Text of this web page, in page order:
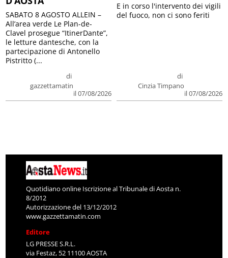
di
gazzettamatin
il 07/08/2026
SABATO 8 AGOSTO ALLEIN –
All’area verde Le Plan-de-
Clavel prosegue “ItinerDante”,
le letture dantesche, con la
partecipazione di Antonello
Pistritto (...
di
Cinzia Timpano
il 07/08/2026
E in corso l'intervento dei vigili
del fuoco, non ci sono feriti
Quotidiano online Iscrizione al Tribunale di Aosta n.
8/2012
Autorizzazione del 13/12/2012
www.gazzettamatin.com
Editore
LG PRESSE S.R.L.
via Festaz, 52 11100 AOSTA